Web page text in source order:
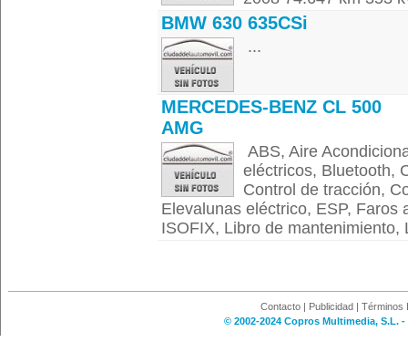
BMW 630 635CSi
...
MERCEDES-BENZ CL 500
AMG
ABS, Aire
eléctricos, Bluetooth,
Control de tracción,
Elevalunas eléctrico, ESP, Faros
ISOFIX, Libro de mantenimiento,
Contacto | Publicidad | Términos
© 2002-2024 Copros Multimedia, S.L.